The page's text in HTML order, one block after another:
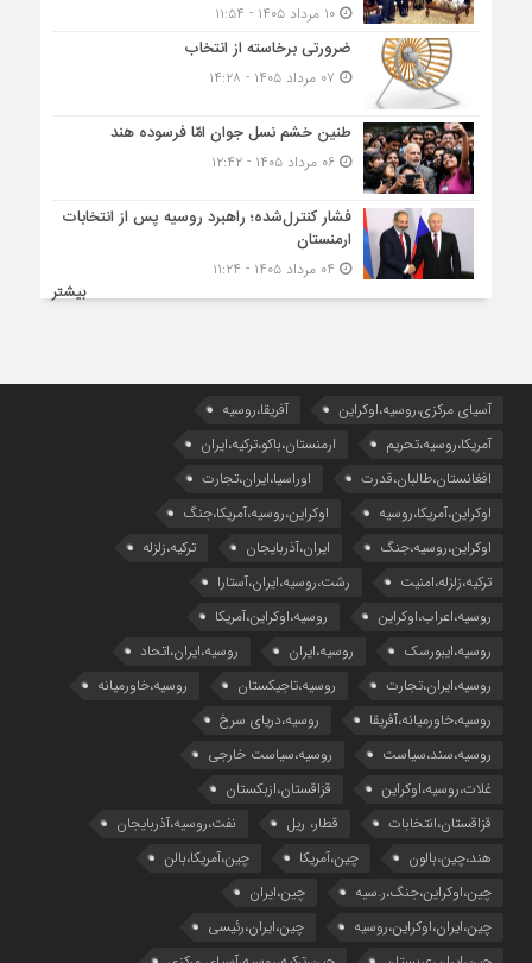
۱۰ مرداد ۱۴۰۵ - ۱۱:۵۴
ضرورتی برخاسته از انتخاب
طنین خشم نسل جوان امّا فرسوده هند
۰۶ مرداد ۱۴۰۵ - ۱۲:۴۲
فشار کنترل‌شده؛ راهبرد روسیه پس از انتخابات
ارمنستان
بیشتر
آسیای مرکزی،روسیه،اوکراین
آفریقا،روسیه
آمریکا،روسیه،تحریم
ارمنستان،باکو،ترکیه،ایران
افغانستان،طالبان،قدرت
اوراسیا،ایران،تجارت
اوکراین،آمریکا،روسیه
اوکراین،روسیه،آمریکا،جنگ
اوکراین،روسیه،جنگ
ایران،آذربایجان
ترکیه،زلزله
ترکیه،زلزله،امنیت
رشت،روسیه،ایران،آستارا
روسیه،اعراب،اوکراین
روسیه،اوکراین،آمریکا
روسیه،ایبورسک
روسیه،ایران
روسیه،ایران،اتحاد
روسیه،ایران،تجارت
روسیه،تاجیکستان
روسیه،خاورمیانه
روسیه،خاورمیانه،آفریقا
روسیه،دریای سرخ
روسیه،سند،سیاست
روسیه،سیاست خارجی
غلات،روسیه،اوکراین
قزاقستان،ازبکستان
قزاقستان،انتخابات
قطار، ریل
نفت،روسیه،آذربایجان
هند،چین،بالون
چین،آمریکا
چین،آمریکا،بالن
چین،اوکراین،جنگ،ر.سیه
چین،ایران
چین،ایران،اوکراین،روسیه
چین،ایران،رئیسی